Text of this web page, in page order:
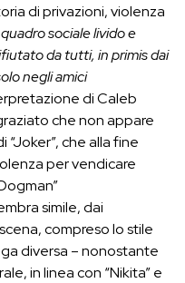
di privazioni, violenza
sociale livido e
da tutti, in primis dai
negli amici
di Caleb
che non appare
che alla fine
per vendicare
simile, dai
compreso lo stile
diversa – nonostante
in linea con “Nikita” e